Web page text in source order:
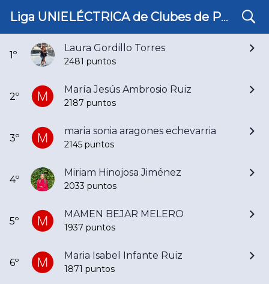
Liga UNIELÉCTRICA de Clubes de Pádel de Córdoba search
Ranking Cuarta Femenino 25/26
1º
Laura Gordillo Torres
2481 puntos
2º
María Jesús Ambrosio Ruiz
2187 puntos
3º
maria sonia aragones echevarria
2145 puntos
4º
Miriam Hinojosa Jiménez
2033 puntos
5º
MAMEN BEJAR MELERO
1937 puntos
6º
Maria Isabel Infante Ruiz
1871 puntos